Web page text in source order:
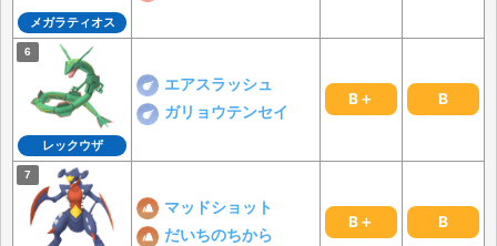
メガラティオス
レックウザ
エアスラッシュ
ガリョウテンセイ
B＋ B
マッドショット
だいちのちから
B＋ B